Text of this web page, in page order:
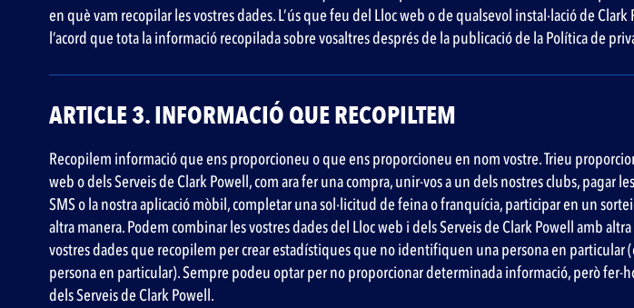
en què vam recopilar les vostres dades. L’ús que feu del Lloc web o de qualsevol instal·lació de
l’acord que tota la informació recopilada sobre vosaltres després de la publicació de la Política de
ARTICLE 3. INFORMACIÓ QUE RECOPILTEM
Recopilem informació que ens proporcioneu o que ens proporcioneu en nom vostre. Trieu
web o dels Serveis de Clark Powell, com ara fer una compra, unir-vos a un dels nostres clubs,
SMS o la nostra aplicació mòbil, completar una sol·licitud de feina o franquícia, participar en un
altra manera. Podem combinar les vostres dades del Lloc web i dels Serveis de Clark Powell amb
vostres dades que recopilem per crear estadístiques que no identifiquen una persona en
persona en particular). Sempre podeu optar per no proporcionar determinada informació, però
dels Serveis de Clark Powell.